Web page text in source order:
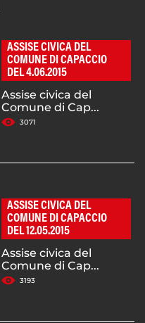
ASSISE CIVICA DEL
COMUNE DI CAPACCIO
DEL 4.06.2015
Assise civica del
Comune di Cap...
3071
ASSISE CIVICA DEL
COMUNE DI CAPACCIO
DEL 12.05.2015
Assise civica del
Comune di Cap...
3193